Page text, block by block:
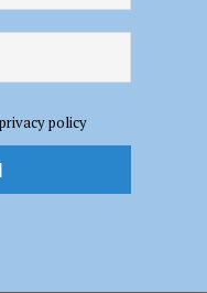
solo oggi il problema”
sistema non
policy